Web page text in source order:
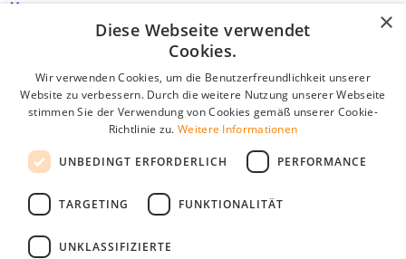
Login für Unternehmen
E-Mail*
Passwort
Angemeldet bleiben
Passwort vergessen?
Kostenloses Unternehmensprofil
×
Diese Webseite verwendet
Cookies.
Wir verwenden Cookies, um die Benutzerfreundlichkeit unserer
Website zu verbessern. Durch die weitere Nutzung unserer Webseite
stimmen Sie der Verwendung von Cookies gemäß unserer Cookie-
Richtlinie zu. Weitere Informationen
UNBEDINGT ERFORDERLICH PERFORMANCE
TARGETING FUNKTIONALITÄT
UNKLASSIFIZIERTE